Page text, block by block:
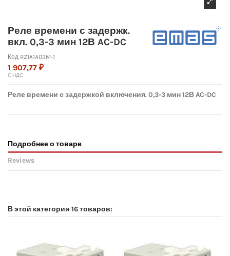
Реле времени с задержк.
вкл. 0,3-3 мин 12В AC-DC
Код RZ1A1A03M-1
1 907,77 ₽
С НДС
Реле времени с задержкой включения. 0,3-3 мин 12В AC-DC
Подробнее о товаре
Reviews
В этой категории 16 товаров: